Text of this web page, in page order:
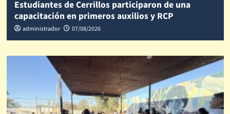
Estudiantes de Cerrillos participaron de una
capacitación en primeros auxilios y RCP
administrador 07/08/2026